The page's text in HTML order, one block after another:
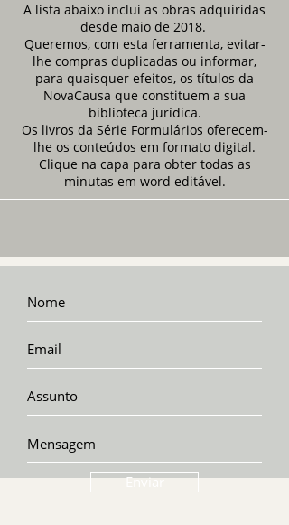
A lista abaixo inclui as obras adquiridas
desde maio de 2018.
Queremos, com esta ferramenta, evitar-
lhe compras duplicadas ou informar,
para quaisquer efeitos, os títulos da
NovaCausa que constituem a sua
biblioteca jurídica.
Os livros da Série Formulários oferecem-
lhe os conteúdos em formato digital.
Clique na capa para obter todas as
minutas em word editável.
Enviar